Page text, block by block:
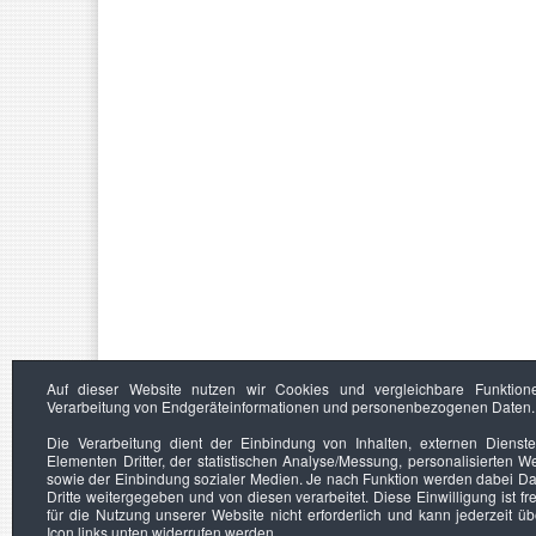
Auf dieser Website nutzen wir Cookies und vergleichbare
Verarbeitung von Endgeräteinformationen und personenbezogenen Daten.
Die Verarbeitung dient der Einbindung von Inhalten, externen
Elementen Dritter, der statistischen Analyse/Messung, personalisierten
sowie der Einbindung sozialer Medien. Je nach Funktion werden dabei
Dritte weitergegeben und von diesen verarbeitet. Diese Einwilligung ist
für die Nutzung unserer Website nicht erforderlich und kann jederzeit
Icon links unten widerrufen werden.